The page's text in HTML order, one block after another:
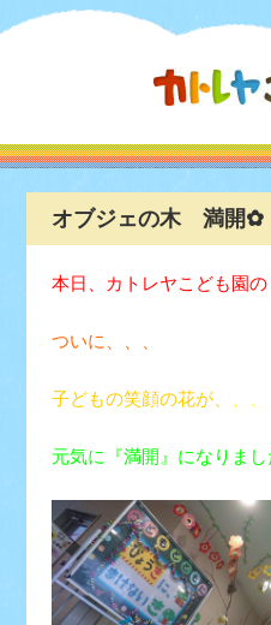
オブジェの木 満開✿
本日、カトレヤこども園
ついに、、、
子どもの笑顔の花が、 、、
元気に『満開』になりま